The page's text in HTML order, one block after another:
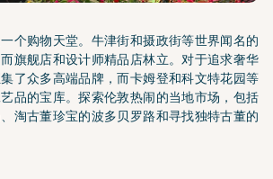
个购物天堂。牛津街和摄政街等世界闻名的
旗舰店和设计师精品店林立。对于追求奢华
了众多高端品牌，而卡姆登和科文特花园等
品的宝库。探索伦敦热闹的当地市场，包括
淘古董珍宝的波多贝罗路和寻找独特古董的